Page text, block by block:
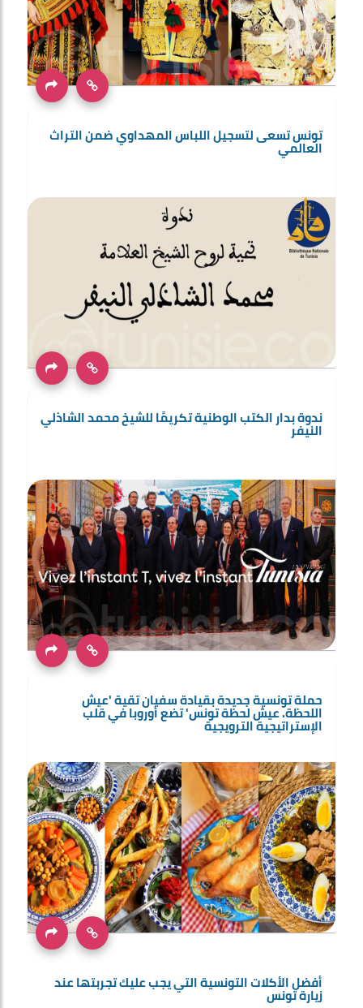
تونس تسعى لتسجيل اللباس المهداوي ضمن التراث
العالمي
ندوة بدار الكتب الوطنية تكريمًا للشيخ محمد الشاذلي
النيفر
حملة تونسية جديدة بقيادة سفيان تقية 'عيش
اللحظة. عيش لحظة تونس' تضع أوروبا في قلب
الإستراتيجية الترويجية
أفضل الأكلات التونسية التي يجب عليك تجربتها عند
زيارة تونس